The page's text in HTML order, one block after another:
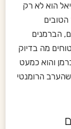
הוא לא רק
הברמנים
מה בדיוק
והוא כמעט
הרומנטי